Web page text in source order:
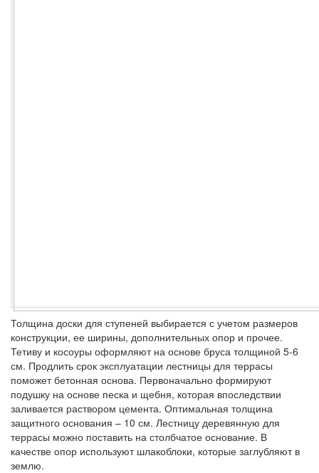
Толщина доски для ступеней выбирается с учетом размеров
конструкции, ее ширины, дополнительных опор и прочее.
Тетиву и косоуры оформляют на основе бруса толщиной 5-6
см. Продлить срок эксплуатации лестницы для террасы
поможет бетонная основа. Первоначально формируют
подушку на основе песка и щебня, которая впоследствии
заливается раствором цемента. Оптимальная толщина
защитного основания – 10 см. Лестницу деревянную для
террасы можно поставить на столбчатое основание. В
качестве опор используют шлакоблоки, которые заглубляют в
землю.